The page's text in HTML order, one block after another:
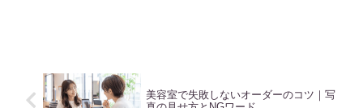
美容室で失敗しないオーダーのコツ｜写